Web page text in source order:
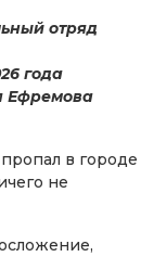
отряд
года
Ефремова
в городе
не